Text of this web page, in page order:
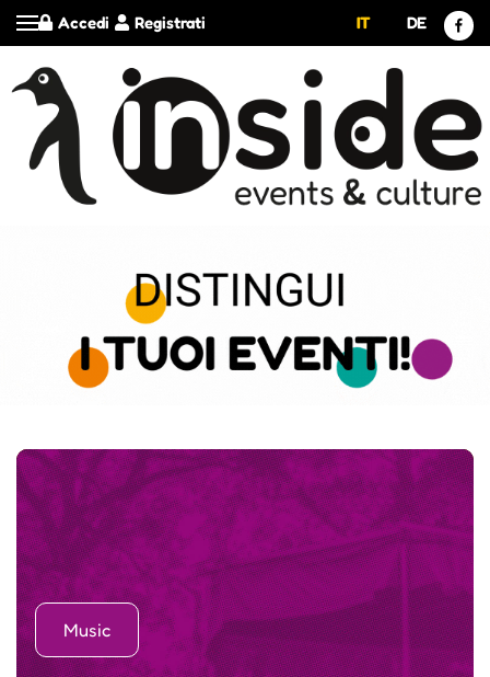
Registrati
Accedi IT DE
Music